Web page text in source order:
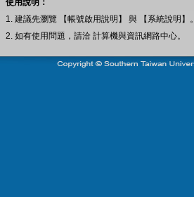
使用說明：
1. 建議先瀏覽 【帳號啟用說明】 與 【系統說明】。
2. 如有使用問題，請洽 計算機與資訊網路中心。